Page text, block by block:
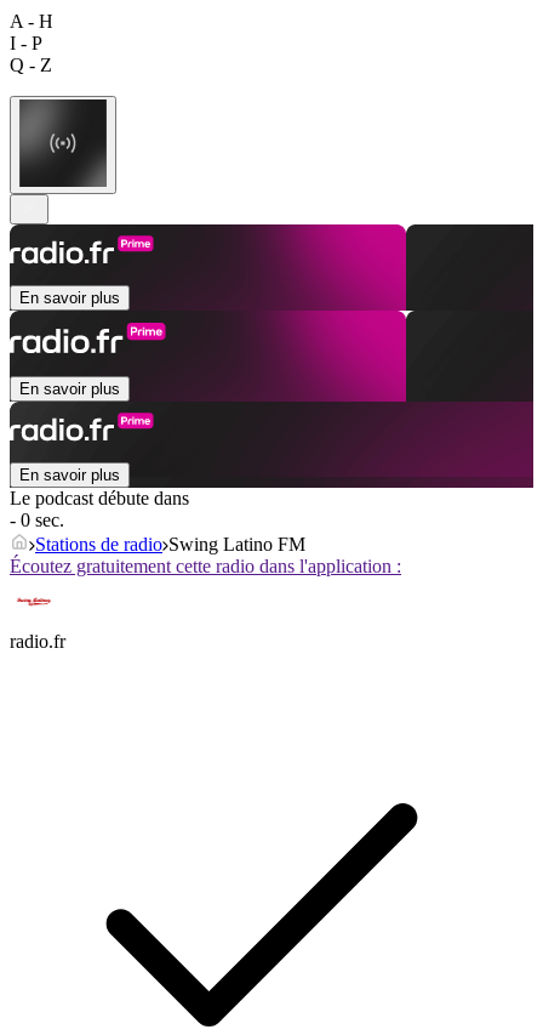
A - H
I - P
Q - Z
En savoir plus
En savoir plus
En savoir plus
Le podcast débute dans
- 0 sec.
Stations de radio Swing Latino FM
Écoutez gratuitement cette radio dans l'application :
radio.fr